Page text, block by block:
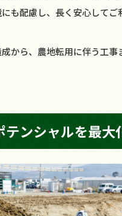
も配慮し、長く安心して
から、農地転用に伴う工
テンシャルを最大